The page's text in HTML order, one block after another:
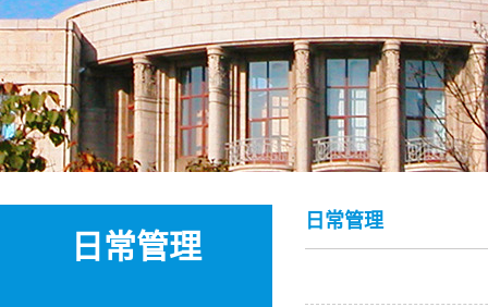
日常管理 日常管理